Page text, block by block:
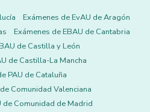
Exámenes de EvAU de Aragón
Exámenes de EBAU de Cantabria
de Castilla y León
de Castilla-La Mancha
PAU de Cataluña
Comunidad Valenciana
de Comunidad de Madrid